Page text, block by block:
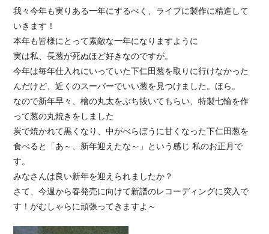
我々今年も実りある一年にするべく、ライブに製作に精進して
いきます！
本年も皆様にとって素敵な一年になりますように
実は私、長葱が死ぬほど好きなのですが。
今年は毎年仕入れにいっていた下仁田葱を取りに行けなかった
んだけど、近くのスーパーでいい葱を見つけました。ほら。
なので新年早々、檜の丸太をぶち抜いてもらい、特製七輪を作
って葱の丸焼きをしました
炭で焼かれて黒くなり、中がべらぼうに甘くなった下仁田葱を
食べると「あ～、新年迎えたな～」という感じ 私のお正月で
す。
みなさんは良い新年を迎えられましたか？
さて、今週から春発売に向けて新譜のレコーディングに突入で
す！がむしゃらに頑張ってきますよ～